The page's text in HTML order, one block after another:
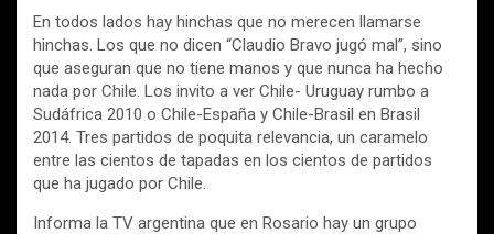
En todos lados hay hinchas que no merecen llamarse
hinchas. Los que no dicen “Claudio Bravo jugó mal”, sino
que aseguran que no tiene manos y que nunca ha hecho
nada por Chile. Los invito a ver Chile- Uruguay rumbo a
Sudáfrica 2010 o Chile-España y Chile-Brasil en Brasil
2014. Tres partidos de poquita relevancia, un caramelo
entre las cientos de tapadas en los cientos de partidos
que ha jugado por Chile.
Informa la TV argentina que en Rosario hay un grupo